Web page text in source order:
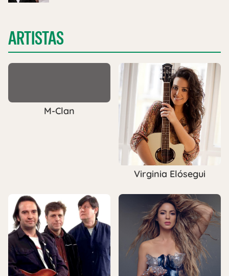
ARTISTAS
M-Clan
Virginia Elósegui